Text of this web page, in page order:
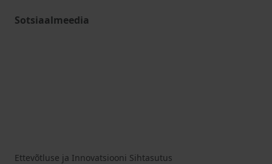
Sotsiaalmeedia
Ettevõtluse ja Innovatsiooni Sihtasutus